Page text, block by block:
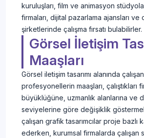
kuruluşları, film ve animasyon
firmaları, dijital pazarlama ajansları ve
şirketlerinde çalışma fırsatı bulabilirler.
Görsel İletişim
Maaşları
Görsel iletişim tasarımı alanında çalışan
profesyonellerin maaşları, çalıştıkları
büyüklüğüne, uzmanlık alanlarına ve
seviyelerine göre değişiklik
çalışan grafik tasarımcılar proje bazlı
ederken, kurumsal firmalarda çalışan